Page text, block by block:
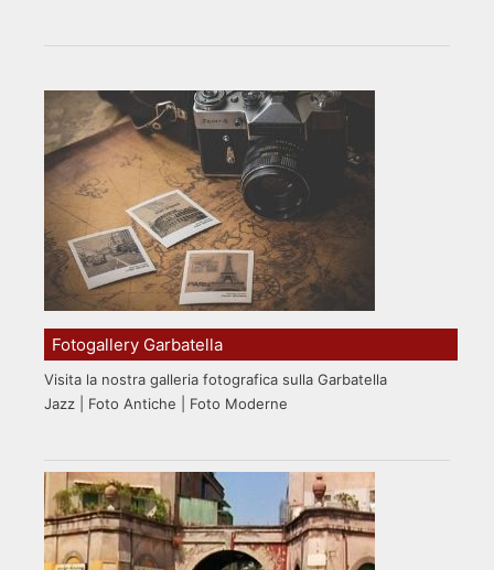
Fotogallery Garbatella
Visita la nostra galleria fotografica sulla Garbatella
Jazz | Foto Antiche | Foto Moderne